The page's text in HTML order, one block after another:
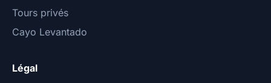
Tours privés
Cayo Levantado
Légal